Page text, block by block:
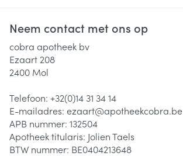
Neem contact met ons op
cobra apotheek bv
Ezaart 208
2400 Mol
Telefoon: +32(0)14 31 34 14
E-mailadres: ezaart@apotheekcobra.be
APB nummer: 132504
Apotheek titularis: Jolien Taels
BTW nummer: BE0404213648